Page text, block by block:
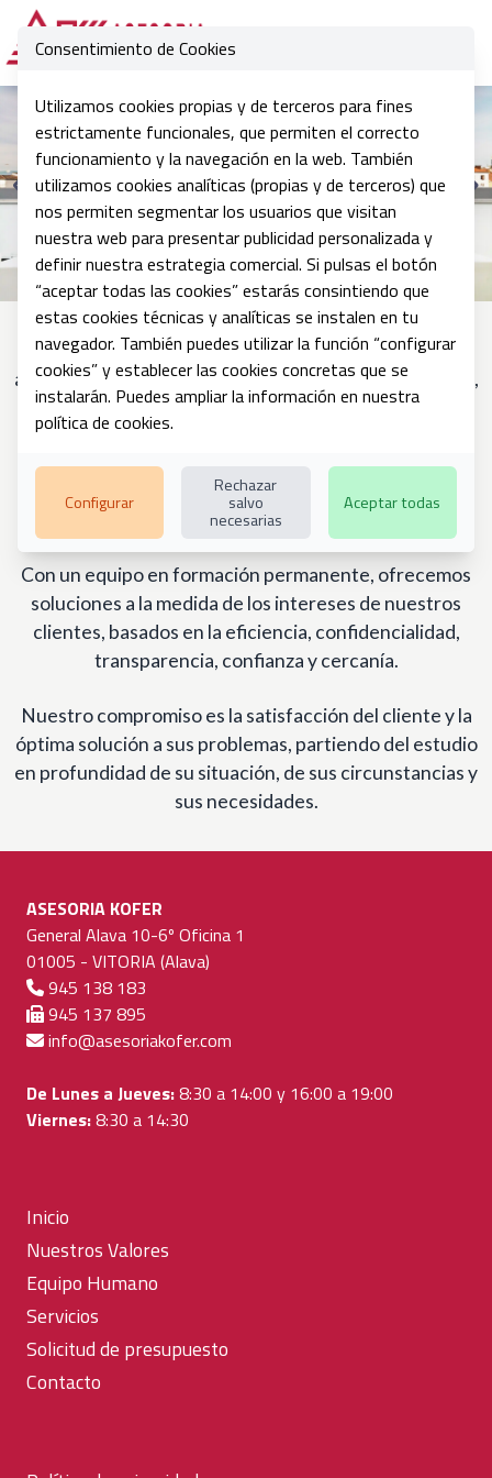
Soluciones de Asesoramiento
Integral a medida
ASESORIA KOFERes una empresa dedicada al
asesoramiento integral en materias fiscales, contables,
financieras, mercantiles y laborales.
Trabajamos desde 1.993 con profesionales altamente
cualificados con el fin de ofrecerle un servicio
personalizado y de calidad.
Con un equipo en formación permanente, ofrecemos
soluciones a la medida de los intereses de nuestros
clientes, basados en la eficiencia, confidencialidad,
transparencia, confianza y cercanía.
Nuestro compromiso es la satisfacción del cliente y la
óptima solución a sus problemas, partiendo del estudio
en profundidad de su situación, de sus circunstancias y
sus necesidades.
ASESORIA KOFER
General Alava 10-6º Oficina 1
01005 - VITORIA (Alava)
945 138 183
945 137 895
info@asesoriakofer.com
De Lunes a Jueves:8:30 a 14:00 y 16:00 a 19:00
Viernes:8:30 a 14:30
Inicio
Nuestros Valores
Equipo Humano
Servicios
Solicitud de presupuesto
Contacto
Consentimiento de Cookies
Utilizamos cookies propias y de terceros para fines
estrictamente funcionales, que permiten el correcto
funcionamiento y la navegación en la web. También
utilizamos cookies analíticas (propias y de terceros) que
nos permiten segmentar los usuarios que visitan
nuestra web para presentar publicidad personalizada y
definir nuestra estrategia comercial. Si pulsas el botón
“aceptar todas las cookies” estarás consintiendo que
estas cookies técnicas y analíticas se instalen en tu
navegador. También puedes utilizar la función “configurar
cookies” y establecer las cookies concretas que se
instalarán. Puedes ampliar la información en nuestra
política de cookies.
Configurar
Rechazar
salvo
necesarias
Aceptar todas